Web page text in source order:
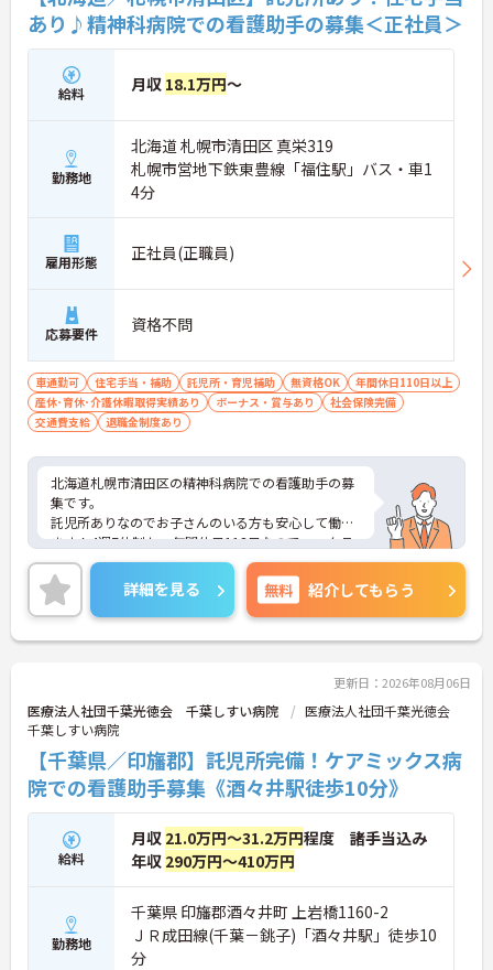
います。
・「4週8休制」を採用 ・年間休日110日 ・住宅手当
あり ・退職金制度、再雇用制度あり
→ 長期的なキャリアを見据えながら、安定して働き
やすい環境です。
■ 子育て世代も安心して活躍♪
家庭と仕事の両立を大切にできる職場です。
・送迎時間に合わせた勤務調整の相談が可能 ・お子
様の急な体調不良時にも配慮あり ・学校行事などで
のお休み取得にも理解あり ・時間単位で有給休暇の
取得が可能
→ ライフステージが変わっても働き続けやすい環境
■ 地域医療を支えるやりがい♪
地域の医療ニーズに応え続ける病院です。
・救急指定医療機関として地域医療に貢献 ・外来か
ら入院治療まで幅広く対応 ・八尾市を中心とした地
域住民を支援
→ 患者様の安心と健康を支えるやりがいを感じられ
ます。
あり♪精神科病院での看護助手の募集＜正社員＞
給料 月収 18.1万円～
勤務地
北海道 札幌市清田区 真栄319
札幌市営地下鉄東豊線「福住駅」バス・車1
4分
雇用形態 正社員(正職員)
応募要件 資格不問
車通勤可 住宅手当・補助 託児所・育児補助 無資格OK
年間休日110日以上
産休･育休･介護休暇取得実績あり
ボーナス・賞与あり
社会保険完備
交通費支給
退職金制度あり
北海道札幌市清田区の精神科病院での看護助手の募
集です。
託児所ありなのでお子さんのいる方も安心して働け
ます！4週7休制かつ年間休日113日なのでワークラ
イフバランスを整えやすい環境でお仕事できます。
ご興味のある方は、面接のポイントをお伝えします
のでお気軽にお問い合せください。
詳細を見る 無料 紹介してもらう
更新日：2026年08月06日
医療法人社団千葉光徳会 千葉しすい病院
医療法人社団千葉光徳会
千葉しすい病院
【千葉県／印旛郡】託児所完備！ケアミックス病
院での看護助手募集《酒々井駅徒歩10分》
給料
月収 21.0万円～31.2万円程度 諸手当込み
年収 290万円～410万円
勤務地
千葉県 印旛郡酒々井町 上岩橋1160-2
ＪＲ成田線(千葉－銚子)「酒々井駅」徒歩10
分